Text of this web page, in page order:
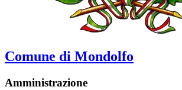
Comune di Mondolfo
Amministrazione